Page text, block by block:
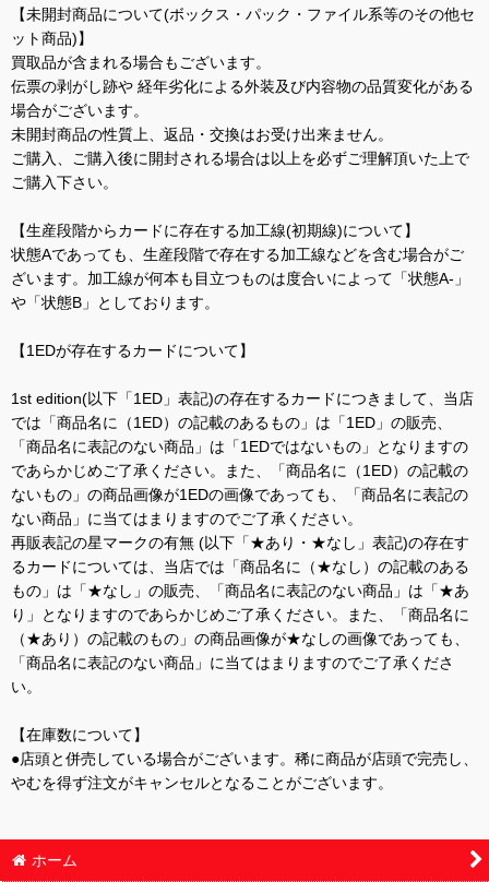
【未開封商品について(ボックス・パック・ファイル系等のその他セ
ット商品)】
買取品が含まれる場合もございます。
伝票の剥がし跡や 経年劣化による外装及び内容物の品質変化がある
場合がございます。
未開封商品の性質上、返品・交換はお受け出来ません。
ご購入、ご購入後に開封される場合は以上を必ずご理解頂いた上で
ご購入下さい。
【生産段階からカードに存在する加工線(初期線)について】
状態Aであっても、生産段階で存在する加工線などを含む場合がご
ざいます。加工線が何本も目立つものは度合いによって「状態A-」
や「状態B」としております。
【1EDが存在するカードについて】
1st edition(以下「1ED」表記)の存在するカードにつきまして、当店
では「商品名に（1ED）の記載のあるもの」は「1ED」の販売、
「商品名に表記のない商品」は「1EDではないもの」となりますの
であらかじめご了承ください。また、「商品名に（1ED）の記載の
ないもの」の商品画像が1EDの画像であっても、「商品名に表記の
ない商品」に当てはまりますのでご了承ください。
再販表記の星マークの有無 (以下「★あり・★なし」表記)の存在す
るカードについては、当店では「商品名に（★なし）の記載のある
もの」は「★なし」の販売、「商品名に表記のない商品」は「★あ
り」となりますのであらかじめご了承ください。また、「商品名に
（★あり）の記載のもの」の商品画像が★なしの画像であっても、
「商品名に表記のない商品」に当てはまりますのでご了承くださ
い。
【在庫数について】
●店頭と併売している場合がございます。稀に商品が店頭で完売し、
やむを得ず注文がキャンセルとなることがございます。
ホーム